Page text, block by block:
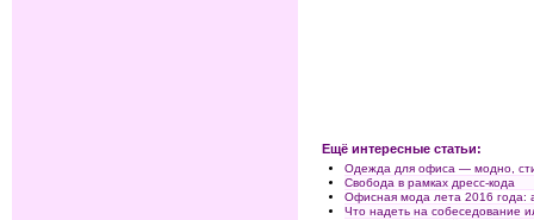
Ещё интересные статьи:
Одежда для офиса — модно,
Свобода в рамках дресс-кода
Офисная мода лета 2016 года:
Что надеть на собеседование